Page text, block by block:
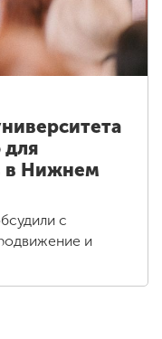
в Нижнем
с
и